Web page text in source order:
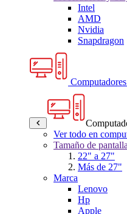
Intel
AMD
Nvidia
Snapdragon
Ver todo en
Tamaño de pantalla
22" a 27"
Más de 27"
Marca
Lenovo
Hp
Apple